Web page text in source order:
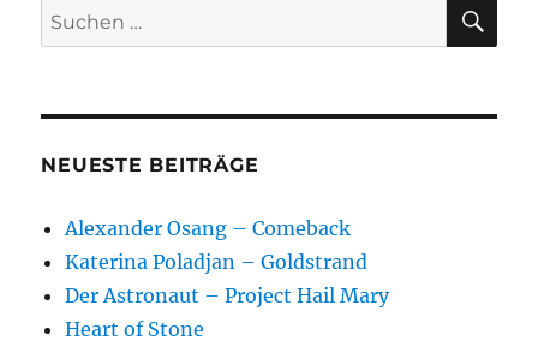
Suchen
nach:
NEUESTE BEITRÄGE
Alexander Osang – Comeback
Katerina Poladjan – Goldstrand
Der Astronaut – Project Hail Mary
Heart of Stone